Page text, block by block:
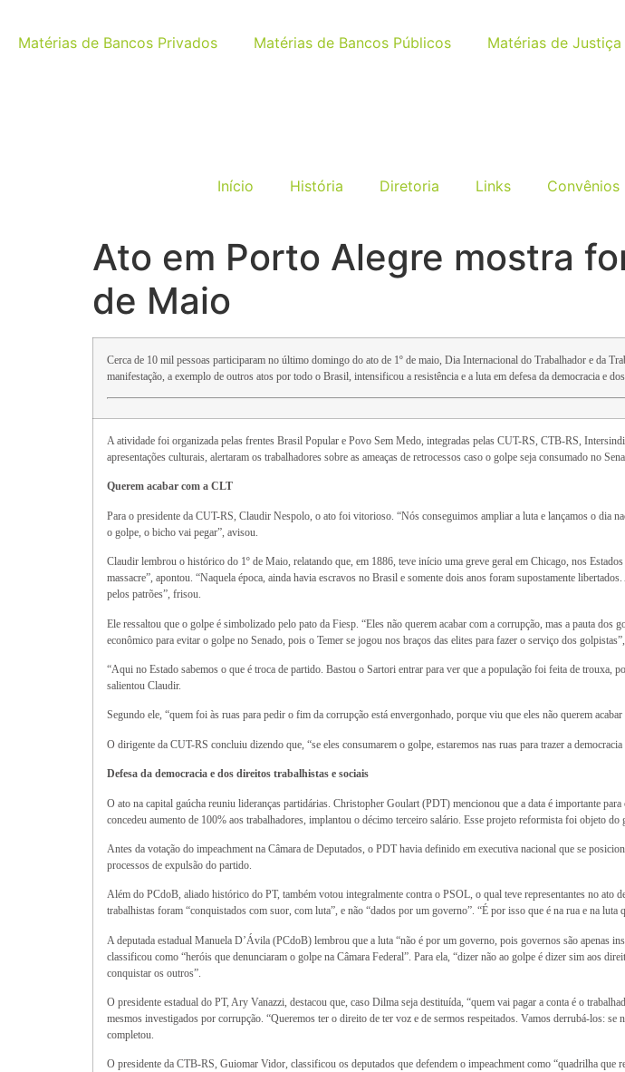
Matérias de Bancos Privados Matérias de Bancos Públicos Matérias de Justiça
Início História Diretoria Links Convênios
Ato em Porto Alegre mostra
de Maio
Cerca de 10 mil pessoas participaram no último domingo do ato de 1º de maio, Dia Internacional do Trabalhador e da
manifestação, a exemplo de outros atos por todo o Brasil, intensificou a resistência e a luta em defesa da democracia e
A atividade foi organizada pelas frentes Brasil Popular e Povo Sem Medo, integradas pelas CUT-RS, CTB-RS,
apresentações culturais, alertaram os trabalhadores sobre as ameaças de retrocessos caso o golpe seja consumado no
Querem acabar com a CLT
Para o presidente da CUT-RS, Claudir Nespolo, o ato foi vitorioso. “Nós conseguimos ampliar a luta e lançamos o dia
o golpe, o bicho vai pegar”, avisou.
Claudir lembrou o histórico do 1º de Maio, relatando que, em 1886, teve início uma greve geral em Chicago, nos
massacre”, apontou. “Naquela época, ainda havia escravos no Brasil e somente dois anos foram supostamente
pelos patrões”, frisou.
Ele ressaltou que o golpe é simbolizado pelo pato da Fiesp. “Eles não querem acabar com a corrupção, mas a pauta
econômico para evitar o golpe no Senado, pois o Temer se jogou nos braços das elites para fazer o serviço dos golpistas”,
“Aqui no Estado sabemos o que é troca de partido. Bastou o Sartori entrar para ver que a população foi feita de trouxa,
salientou Claudir.
Segundo ele, “quem foi às ruas para pedir o fim da corrupção está envergonhado, porque viu que eles não querem
O dirigente da CUT-RS concluiu dizendo que, “se eles consumarem o golpe, estaremos nas ruas para trazer a democracia
Defesa da democracia e dos direitos trabalhistas e sociais
O ato na capital gaúcha reuniu lideranças partidárias. Christopher Goulart (PDT) mencionou que a data é importante
concedeu aumento de 100% aos trabalhadores, implantou o décimo terceiro salário. Esse projeto reformista foi objeto
Antes da votação do impeachment na Câmara de Deputados, o PDT havia definido em executiva nacional que se
processos de expulsão do partido.
Além do PCdoB, aliado histórico do PT, também votou integralmente contra o PSOL, o qual teve representantes no
trabalhistas foram “conquistados com suor, com luta”, e não “dados por um governo”. “É por isso que é na rua e na luta
A deputada estadual Manuela D’Ávila (PCdoB) lembrou que a luta “não é por um governo, pois governos são apenas
classificou como “heróis que denunciaram o golpe na Câmara Federal”. Para ela, “dizer não ao golpe é dizer sim aos
conquistar os outros”.
O presidente estadual do PT, Ary Vanazzi, destacou que, caso Dilma seja destituída, “quem vai pagar a conta é o
mesmos investigados por corrupção. “Queremos ter o direito de ter voz e de sermos respeitados. Vamos derrubá-los:
completou.
O presidente da CTB-RS, Guiomar Vidor, classificou os deputados que defendem o impeachment como “quadrilha